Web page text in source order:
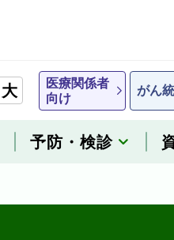
大
医療関係者
向け
がん
予防・検診